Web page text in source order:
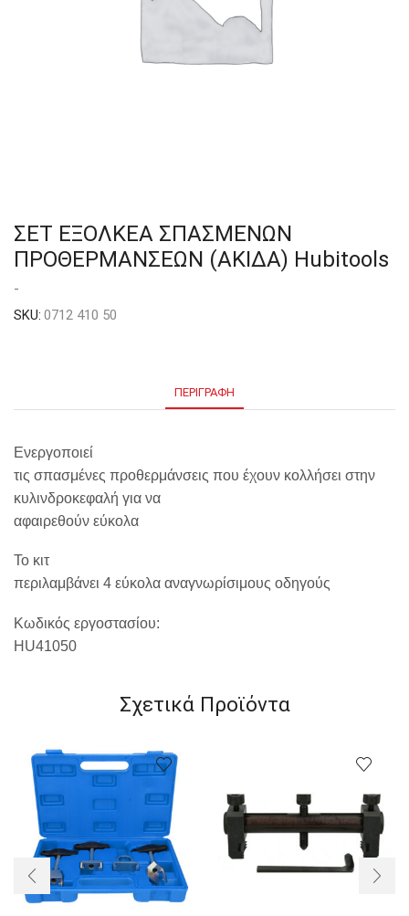
ΣΕΤ ΕΞΟΛΚΕΑ ΣΠΑΣΜΕΝΩΝ
ΠΡΟΘΕΡΜΑΝΣΕΩΝ (ΑΚΙΔΑ) Hubitools
-
SKU: 0712 410 50
ΠΕΡΙΓΡΑΦΉ
Ενεργοποιεί
τις σπασμένες προθερμάνσεις που έχουν κολλήσει στην
κυλινδροκεφαλή για να
αφαιρεθούν εύκολα
Το κιτ
περιλαμβάνει 4 εύκολα αναγνωρίσιμους οδηγούς
Κωδικός εργοστασίου:
HU41050
Σχετικά Προϊόντα